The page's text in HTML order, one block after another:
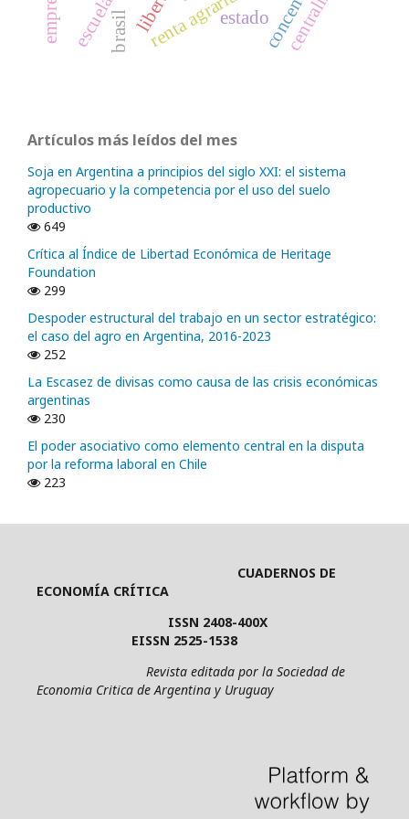
renta agrariaestado
brasil
Artículos más leídos del mes
Soja en Argentina a principios del siglo XXI: el sistema
agropecuario y la competencia por el uso del suelo
productivo
649
Crítica al Índice de Libertad Económica de Heritage
Foundation
299
Despoder estructural del trabajo en un sector estratégico:
el caso del agro en Argentina, 2016-2023
252
La Escasez de divisas como causa de las crisis económicas
argentinas
230
El poder asociativo como elemento central en la disputa
por la reforma laboral en Chile
223
CUADERNOS DE
ECONOMÍA CRÍTICA
ISSN 2408-400X
EISSN 2525-1538
Revista editada por la Sociedad de
Economia Critica de Argentina y Uruguay